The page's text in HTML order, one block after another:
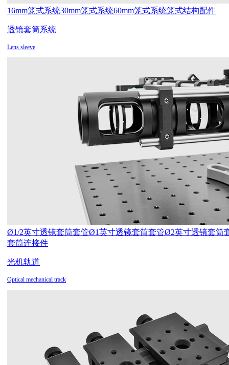
16mm笼式系统30mm笼式系统60mm笼式系统笼式结构配件
透镜套筒系统
Lens sleeve
Ø1/2英寸透镜套筒套管Ø1英寸透镜套筒套管Ø2英寸透镜套筒
套筒连接件
光机轨道
Optical mechanical track